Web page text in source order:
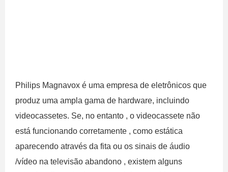
Philips Magnavox é uma empresa de eletrônicos que
produz uma ampla gama de hardware, incluindo
videocassetes. Se, no entanto , o videocassete não
está funcionando corretamente , como estática
aparecendo através da fita ou os sinais de áudio
/vídeo na televisão abandono , existem alguns